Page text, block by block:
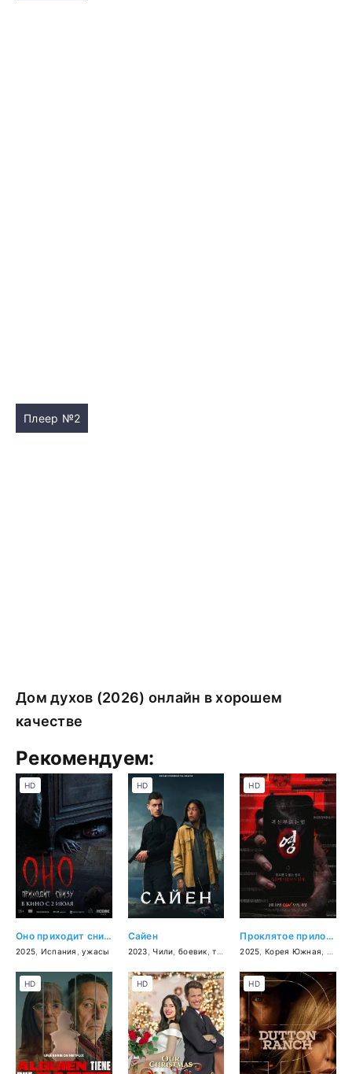
Плеер №2
Дом духов (2026) онлайн в хорошем
качестве
Рекомендуем:
Оно приходит снизу
2025 Испания ,ужасы
HD
Сайен
2023 Чили ,боевик ,триллер
HD
Проклятое приложение
2025 Корея Южная
HD
HD HD HD